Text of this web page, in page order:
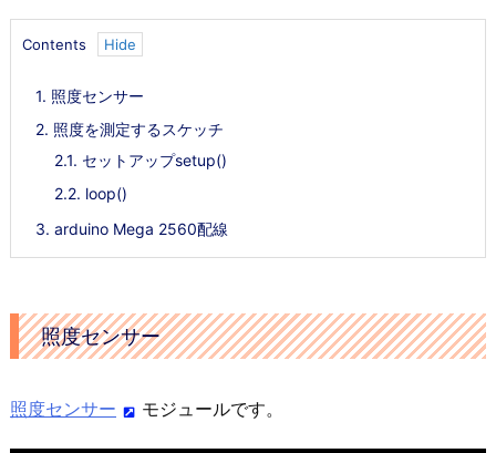
Contents
1. 照度センサー
2. 照度を測定するスケッチ
2.1. セットアップsetup()
2.2. loop()
3. arduino Mega 2560配線
照度センサー
照度センサー モジュールです。